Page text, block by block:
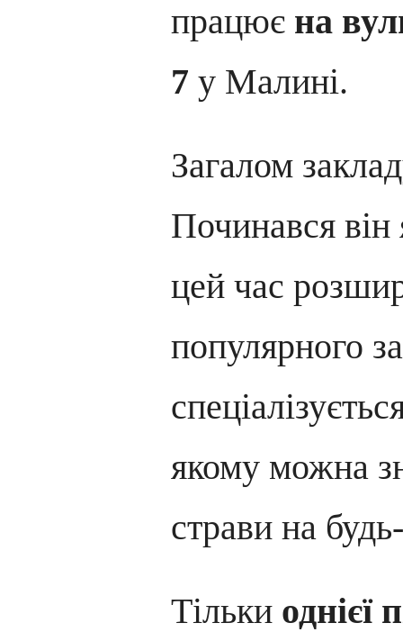
працює на
7 у Малині.
Загалом
Починався він
цей час
популярного
якому можна
страви на
Тільки однієї